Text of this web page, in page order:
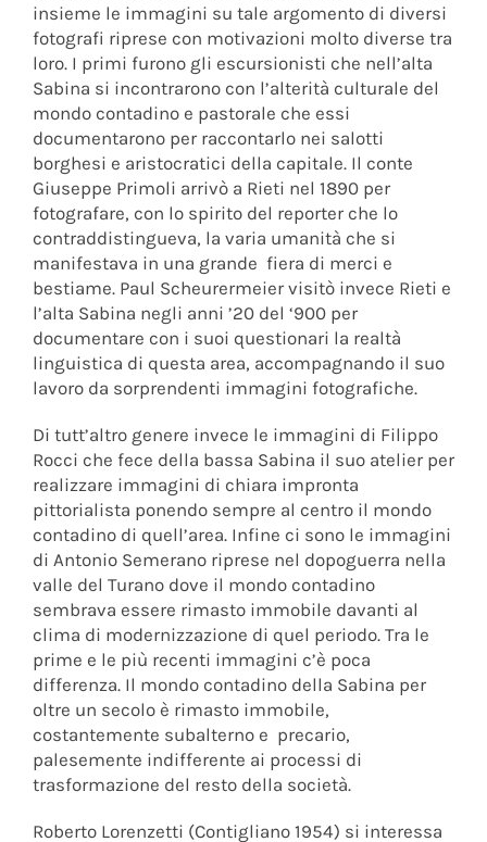
insieme le immagini su tale argomento di diversi
fotografi riprese con motivazioni molto diverse tra
loro. I primi furono gli escursionisti che nell’alta
Sabina si incontrarono con l’alterità culturale del
mondo contadino e pastorale che essi
documentarono per raccontarlo nei salotti
borghesi e aristocratici della capitale. Il conte
Giuseppe Primoli arrivò a Rieti nel 1890 per
fotografare, con lo spirito del reporter che lo
contraddistingueva, la varia umanità che si
manifestava in una grande fiera di merci e
bestiame. Paul Scheurermeier visitò invece Rieti e
l’alta Sabina negli anni ’20 del ‘900 per
documentare con i suoi questionari la realtà
linguistica di questa area, accompagnando il suo
lavoro da sorprendenti immagini fotografiche.
Di tutt’altro genere invece le immagini di Filippo
Rocci che fece della bassa Sabina il suo atelier per
realizzare immagini di chiara impronta
pittorialista ponendo sempre al centro il mondo
contadino di quell’area. Infine ci sono le immagini
di Antonio Semerano riprese nel dopoguerra nella
valle del Turano dove il mondo contadino
sembrava essere rimasto immobile davanti al
clima di modernizzazione di quel periodo. Tra le
prime e le più recenti immagini c’è poca
differenza. Il mondo contadino della Sabina per
oltre un secolo è rimasto immobile,
costantemente subalterno e precario,
palesemente indifferente ai processi di
trasformazione del resto della società.
Roberto Lorenzetti (Contigliano 1954) si interessa